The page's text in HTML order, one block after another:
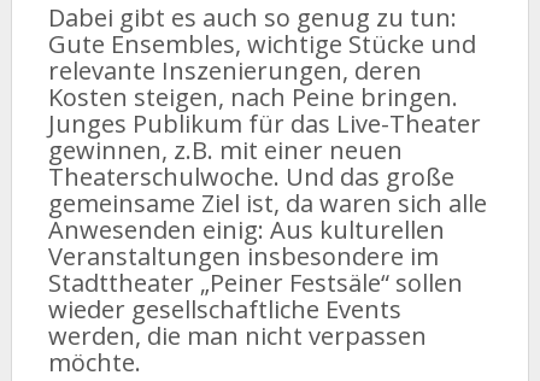
Dabei gibt es auch so genug zu tun:
Gute Ensembles, wichtige Stücke und
relevante Inszenierungen, deren
Kosten steigen, nach Peine bringen.
Junges Publikum für das Live-Theater
gewinnen, z.B. mit einer neuen
Theaterschulwoche. Und das große
gemeinsame Ziel ist, da waren sich alle
Anwesenden einig: Aus kulturellen
Veranstaltungen insbesondere im
Stadttheater „Peiner Festsäle“ sollen
wieder gesellschaftliche Events
werden, die man nicht verpassen
möchte.